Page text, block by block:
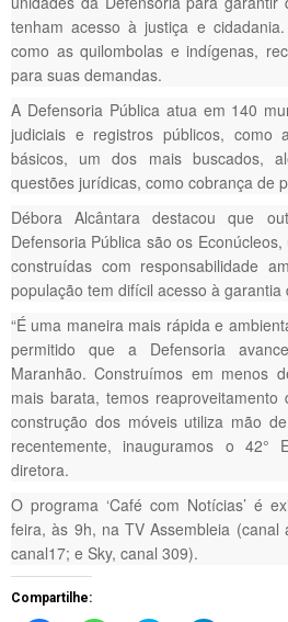
tenham acesso à justiça e
como as quilombolas e indígenas,
para suas demandas.
A Defensoria Pública atua em 140
judiciais e registros públicos, como
básicos, um dos mais buscados,
questões jurídicas, como cobrança de
Débora Alcântara destacou que
Defensoria Pública são os
construídas com responsabilidade
população tem difícil acesso à garantia
“É uma maneira mais rápida e
permitido que a Defensoria
Maranhão. Construímos em menos
mais barata, temos
construção dos móveis utiliza mão
recentemente, inauguramos o 42°
diretora.
O programa ‘Café com Notícias’ é
feira, às 9h, na TV Assembleia (canal
canal17; e Sky, canal 309).
Compartilhe: